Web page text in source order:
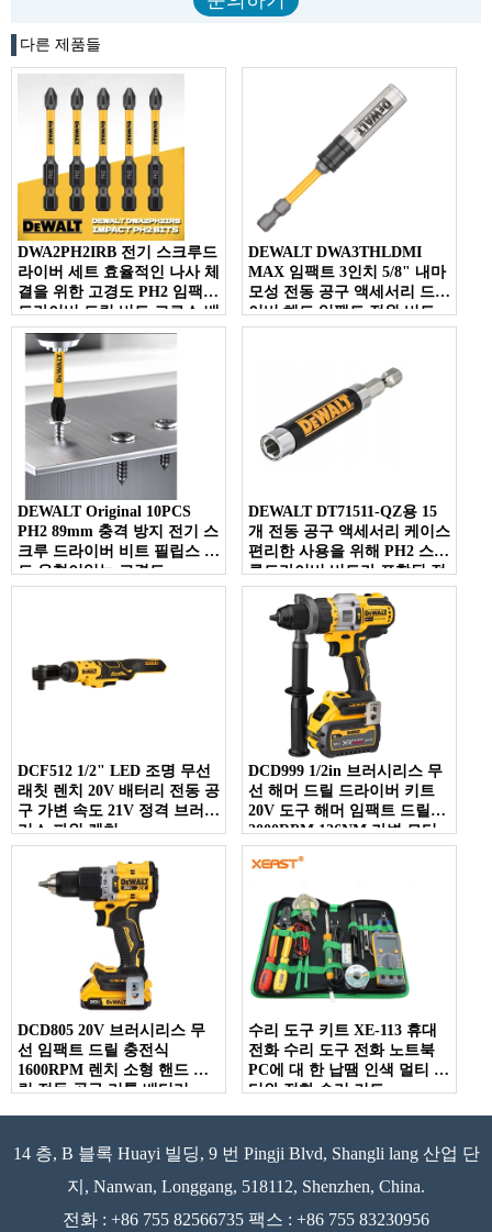
다른 제품들
DWA2PH2IRB 전기 스크루드
라이버 세트 효율적인 나사 체
결을 위한 고경도 PH2 임팩트
드라이버 드릴 비트 크로스 배
치 헤드
DEWALT DWA3THLDMI
MAX 임팩트 3인치 5/8" 내마
모성 전동 공구 액세서리 드라
이버 헤드 임팩트 전원 비트
92MM
DEWALT Original 10PCS
PH2 89mm 충격 방지 전기 스
크루 드라이버 비트 필립스 헤
드 유형이있는 고경도
DWA3PH21RB
DEWALT DT71511-QZ용 15
개 전동 공구 액세서리 케이스
편리한 사용을 위해 PH2 스크
루드라이버 비트가 포함된 전
기 드릴 비트 세트
DCF512 1/2" LED 조명 무선
래칫 렌치 20V 배터리 전동 공
구 가변 속도 21V 정격 브러시
리스 파워 렌치
DCD999 1/2in 브러시리스 무
선 해머 드릴 드라이버 키트
20V 도구 해머 임팩트 드릴
2000RPM 126NM 가변 모터
DCD805 20V 브러시리스 무
선 임팩트 드릴 충전식
1600RPM 렌치 소형 핸드 드
릴 전동 공구 리튬 배터리
수리 도구 키트 XE-113 휴대
전화 수리 도구 전화 노트북
PC에 대 한 납땜 인색 멀티 미
터와 전화 수리 키트
14 층, B 블록 Huayi 빌딩, 9 번 Pingji Blvd, Shangli lang 산업 단
지, Nanwan, Longgang, 518112, Shenzhen, China.
전화 : +86 755 82566735 팩스 : +86 755 83230956